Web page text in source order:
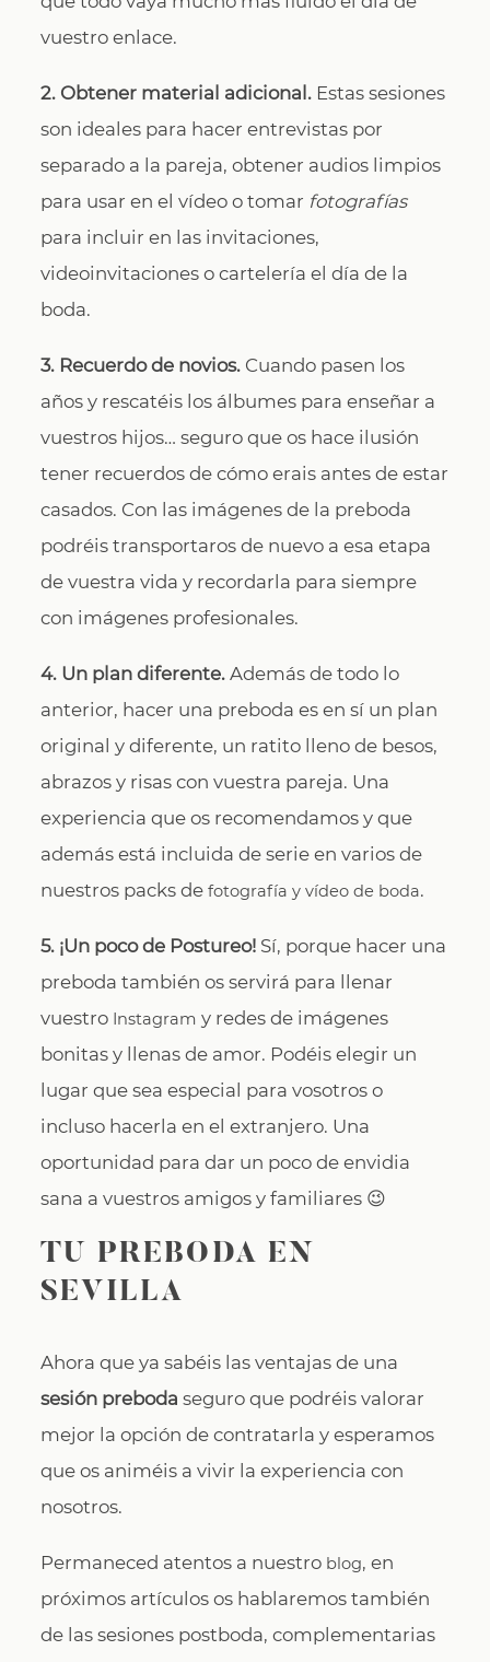
vuestro enlace.
2. Obtener material adicional. Estas sesiones
son ideales para hacer entrevistas por
separado a la pareja, obtener audios limpios
para usar en el vídeo o tomar fotografías
para incluir en las invitaciones,
videoinvitaciones o cartelería el día de la
boda.
3. Recuerdo de novios. Cuando pasen los
años y rescatéis los álbumes para enseñar a
vuestros hijos… seguro que os hace ilusión
tener recuerdos de cómo erais antes de estar
casados. Con las imágenes de la preboda
podréis transportaros de nuevo a esa etapa
de vuestra vida y recordarla para siempre
con imágenes profesionales.
4. Un plan diferente. Además de todo lo
anterior, hacer una preboda es en sí un plan
original y diferente, un ratito lleno de besos,
abrazos y risas con vuestra pareja. Una
experiencia que os recomendamos y que
además está incluida de serie en varios de
nuestros packs defotografía y vídeo de boda.
5. ¡Un poco de Postureo! Sí, porque hacer una
preboda también os servirá para llenar
vuestro Instagram y redes de imágenes
bonitas y llenas de amor. Podéis elegir un
lugar que sea especial para vosotros o
incluso hacerla en el extranjero. Una
oportunidad para dar un poco de envidia
sana a vuestros amigos y familiares 😉
TU PREBODA EN
SEVILLA
Ahora que ya sabéis las ventajas de una
sesión preboda seguro que podréis valorar
mejor la opción de contratarla y esperamos
que os animéis a vivir la experiencia con
nosotros.
Permaneced atentos a nuestro blog, en
próximos artículos os hablaremos también
de las sesiones postboda, complementarias